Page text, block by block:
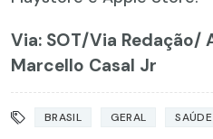
Via: SOT/Via Redação/
Marcello Casal Jr
BRASIL GERAL SAÚDE